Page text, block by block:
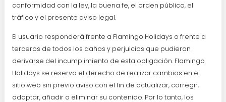
conformidad con la ley, la buena fe, el orden público, el
tráfico y el presente aviso legal.
El usuario responderá frente a Flamingo Holidays o frente a
terceros de todos los daños y perjuicios que pudieran
derivarse del incumplimiento de esta obligación. Flamingo
Holidays se reserva el derecho de realizar cambios en el
sitio web sin previo aviso con el fin de actualizar, corregir,
adaptar, añadir o eliminar su contenido. Por lo tanto, los